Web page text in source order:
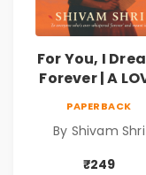
For You, I
Forever | A
TIME
PAPERBACK
By Shivam Shri
₹249